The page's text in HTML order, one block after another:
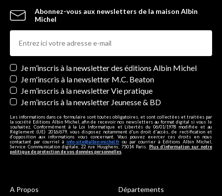
Abonnez-vous aux newsletters de la maison Albin
Michel
Newsletters
Je m’inscris à la newsletter des éditions Albin Michel
Je m'inscris à la newsletter M.C. Beaton
Je m’inscris à la newsletter Vie pratique
Je m’inscris à la newsletter Jeunesse & BD
Les informations dans ce formulaire sont toutes obligatoires, et sont collectées et traitées par
la société Editions Albin Michel, afin de recevoir nos newsletters au format digital si vous le
souhaitez. Conformément à la Loi Informatique et Libertés du 06/01/1978 modifiée et au
Règlement (UE) 2016/679, vous disposez notamment d'un droit d'accès, de rectification et
d’opposition aux informations vous concernant. Vous pouvez exercer ces droits en nous
contactant par courriel à info-site@albin-michel.fr ou par courrier à Editions Albin Michel,
Service Communication digitale, 22 rue Huyghens, 75014 Paris. Plus d’information sur notre
politique de protection de vos données personnelles
A Propos Départements